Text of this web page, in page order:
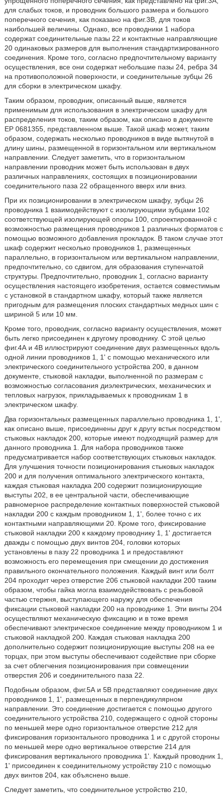
для слабых токов, и проводник большого размера и большого
поперечного сечения, как показано на фиг.3В, для токов
наибольшей величины. Однако, все проводники 1 набора
содержат соединительные пазы 22 и контактные направляющие
20 одинаковых размеров для выполнения стандартизированного
соединения. Кроме того, согласно предпочтительному варианту
осуществления, все они содержат небольшие пазы 24, ребра 34
на противоположной поверхности, и соединительные зубцы 26
для сборки в электрическом шкафу.
Таким образом, проводник, описанный выше, является
применимым для использования в электрическом шкафу для
распределения токов, таким образом, как описано в документе
EP 0681355, представленном выше. Такой шкаф может, таким
образом, содержать несколько проводников в виде вытянутой в
длину шины, размещенной в горизонтальном или вертикальном
направлении. Следует заметить, что в горизонтальном
направлении проводник может быть использован в двух
различных направлениях, состоящих в позиционировании
соединительного паза 22 обращенного вверх или вниз.
При их позиционировании в электрическом шкафу, зубцы 26
проводника 1 взаимодействуют с изолирующими зубцами 102
соответствующей изолирующей опоры 100, спроектированной с
возможностью размещения проводников 1 различных форматов с
помощью возможного добавления прокладок. В таком случае этот
шкаф содержит несколько проводников 1, размещенных
параллельно, в горизонтальном или вертикальном направлении,
предпочтительно, со сдвигом, для образования ступенчатой
структуры. Предпочтительно, проводник 1, согласно варианту
осуществления настоящего изобретения, остается совместимым
с установкой в стандартном шкафу, который также является
пригодным для размещения плоских стандартных медных шин с
шириной 5 или 10 мм.
Кроме того, проводник, согласно варианту осуществления, может
быть легко присоединен к другому проводнику. С этой целью
фиг.4А и 4В иллюстрируют соединение двух размещенных вдоль
одной линии проводников 1, 1' с помощью механического или
электрического соединительного устройства 200, в данном
документе, стыковой накладки, выполненной по размерам с
возможностью согласования диэлектрических, механических и
тепловых нагрузок, прикладываемых к проводникам 1 в
электрическом шкафу.
Два горизонтальных размещенных параллельно проводника 1, 1',
как описано выше, присоединены друг к другу встык посредством
стыковых накладок 200, которые имеют подходящий размер для
данного проводника 1. Для набора проводников также
предусматривается набор соответствующих стыковых накладок.
Для улучшения точности позиционирования стыковых накладок
200 и для получения оптимального электрического контакта,
каждая стыковая накладка 200 содержит позиционирующие
выступы 202, в ее центральной части, обеспечивающие
равномерное распределение контактных поверхностей стыковой
накладки 200 с каждым проводником 1, 1', более точно с их
контактными направляющими 20. Кроме того, фиксирование
стыковой накладки 200 к каждому проводнику 1, 1' достигается
дважды с помощью двух винтов 204, головки которых
установлены в пазу 22 проводника 1 и предоставляют
возможность его перемещения при смещении до достижения
правильного окончательного положения. Каждый винт или болт
204 проходит через отверстие 206 стыковой накладки 200 таким
образом, чтобы гайка могла взаимодействовать с резьбовой
частью стержня, выступающего наружу для обеспечения
фиксации стыковой накладки 200 на проводнике 1. Эти винты 204
осуществляют механическую фиксацию и в тоже время
обеспечивают электрическое соединение между проводником 1 и
стыковой накладкой 200. Каждая стыковая накладка 200
дополнительно содержит позиционирующие выступы 208 на ее
торцах, при этом выступы обеспечивают содействие при сборке
за счет облегчения позиционирования при совмещении
отверстия 206 и соединительного паза 22.
Подобным образом, фиг.5А и 5В представляют соединение двух
проводников 1, 1', размещенных в перпендикулярном
направлении. Это соединение достигается с помощью другого
соединительного устройства 210, содержащего с одной стороны
по меньшей мере одно горизонтальное отверстие 212 для
фиксирования горизонтального проводника 1 и с другой стороны
по меньшей мере одно вертикальное отверстие 214 для
фиксирования вертикального проводника 1'. Каждый проводник 1,
1' присоединен к соединительному устройству 210 с помощью
двух винтов 204, как объяснено выше.
Следует заметить, что соединительное устройство 210,